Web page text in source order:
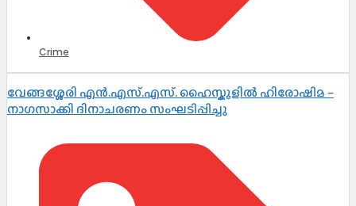
Crime
വേങ്ങശ്ശേരി എൻ.എസ്.എസ്. ഹൈസ്കൂളിൽ ഹിരോഷിമ –
നാഗസാക്കി ദിനാചരണം സംഘടിപ്പിച്ചു